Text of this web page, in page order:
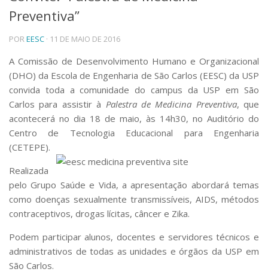
Telefones e Mapas
Pessoas
Ensino
Graduação
Pós-Graduação
Educação a distância
Pesquisa e Inovação
Linhas de Pesquisa
Centros, Núcleos e Projetos em Rede
Pós-doutorado
Iniciação Científica
Transferência de Tecnologia
Empresas Juniores
Extensão à Comunidade
Artes, Cultura e Esportes
Museus e Espaços Interativos
Preventiva”
POREESC · 11 DE MAIO DE 2016
A Comissão de Desenvolvimento Humano e Organizacional
(DHO) da Escola de Engenharia de São Carlos (EESC) da USP
convida toda a comunidade do campus da USP em São
Carlos para assistir à Palestra de Medicina Preventiva, que
acontecerá no dia 18 de maio, às 14h30, no Auditório do
Centro de Tecnologia Educacional para Engenharia
(CETEPE).
Realizada
pelo Grupo Saúde e Vida, a apresentação abordará temas
como doenças sexualmente transmissíveis, AIDS, métodos
contraceptivos, drogas lícitas, câncer e Zika.
Podem participar alunos, docentes e servidores técnicos e
administrativos de todas as unidades e órgãos da USP em
São Carlos.